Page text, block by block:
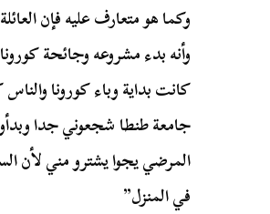
وكما هو متعارف عليه فإن
وأنه بدء مشروعه وجائحة
كانت بداية وباء كورونا
جامعة طنطا شجعوني جدا وبدأو
المرضي يجوا يشترو مني لأن
في المنزل”